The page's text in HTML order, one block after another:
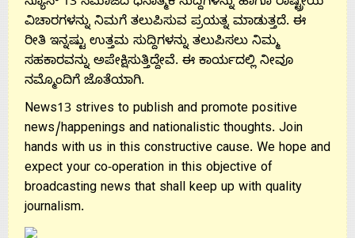
ವಿಚಾರಗಳನ್ನು ನಿಮಗೆ ತಲುಪಿಸುವ ಪ್ರಯತ್ನ ಮಾಡುತ್ತದೆ. ಈ
ರೀತಿ ಇನ್ನಷ್ಟು ಉತ್ತಮ ಸುದ್ದಿಗಳನ್ನು ತಲುಪಿಸಲು ನಿಮ್ಮ
ಸಹಕಾರವನ್ನು ಅಪೇಕ್ಷಿಸುತ್ತಿದ್ದೇವೆ. ಈ ಕಾರ್ಯದಲ್ಲಿ ನೀವೂ
ನಮ್ಮೊಂದಿಗೆ ಜೊತೆಯಾಗಿ.
News13 strives to publish and promote positive
news/happenings and nationalistic thoughts. Join
hands with us in this constructive cause. We hope and
expect your co-operation in this objective of
broadcasting news that shall keep up with quality
journalism.